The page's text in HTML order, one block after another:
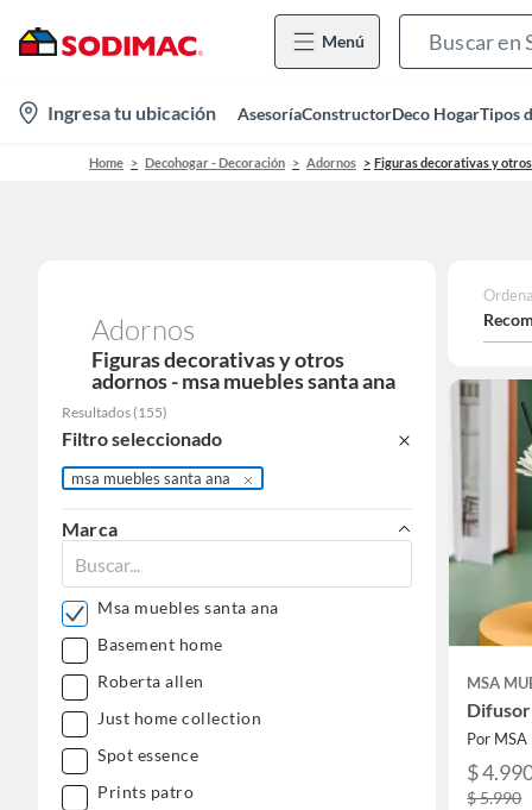
Menú
location-
icon
Ingresa tu ubicación AsesoríaConstructorDeco HogarTipos
Home Decohogar - Decoración Adornos Figuras decorativas y
Adornos
Figuras decorativas y otros
adornos - msa muebles santa ana
Resultados (155)
Filtro seleccionado
msa muebles santa ana
Marca
Msa muebles santa ana
Basement home
Roberta allen
Just home collection
Spot essence
Prints patro
MSA
Por MSA
$
$ 5.990